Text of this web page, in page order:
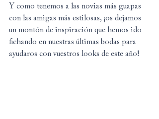
Y como tenemos a las novias más guapas
con las amigas más estilosas, ¡os dejamos
un montón de inspiración que hemos ido
fichando en nuestras últimas bodas para
ayudaros con vuestros looks de este año!